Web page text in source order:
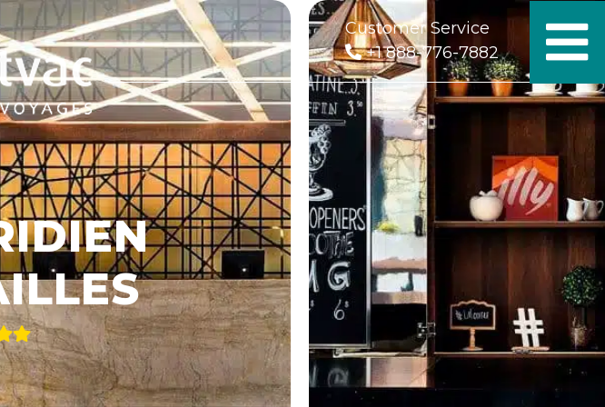
Customer Service
+1 888-776-7882